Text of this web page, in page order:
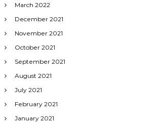
March 2022
December 2021
November 2021
October 2021
September 2021
August 2021
July 2021
February 2021
January 2021